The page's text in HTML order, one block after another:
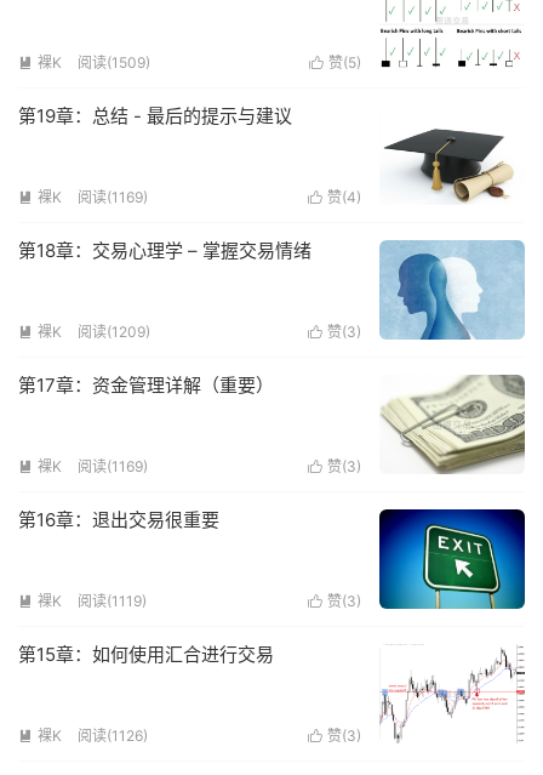
 赞(5)
 裸K 阅读(1509)
第19章：总结 - 最后的提示与建议
 赞(4)
 裸K 阅读(1169)
第18章：交易心理学 – 掌握交易情绪
 赞(3)
 裸K 阅读(1209)
第17章：资金管理详解（重要）
 赞(3)
 裸K 阅读(1169)
第16章：退出交易很重要
 赞(3)
 裸K 阅读(1119)
第15章：如何使用汇合进行交易
 赞(3)
 裸K 阅读(1126)